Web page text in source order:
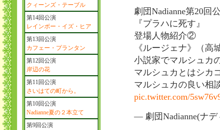
劇団Nadianne第20回
『プラハに死す』
登場人物紹介②
《ルージェナ》（高
小説家でマルシュカ
マルシュカとはシカ
マルシュカの良い相
pic.twitter.com/
— 劇団Nadianne(ナデ
クィーンズ・テーブル
第14回公演
レインボー・イズ・ヒア
第13回公演
カフェー・プランタン
第12回公演
岸辺の花
第11回公演
さいはての町から。
第10回公演
Nadianne夏の２本立て
第9回公演